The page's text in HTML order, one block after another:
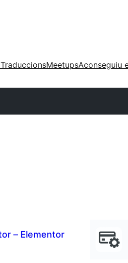
TraduccionsMeetupsAconseguiu
– Elementor